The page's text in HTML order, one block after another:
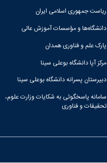
ریاست جمهوری اسلامی ایران
دانشگاه‌ها و مؤسسات آموزش عالی
پارک علم و فناوری همدان
مرکز آپا دانشگاه بوعلی سینا
دبیرستان پسرانه دانشگاه بوعلی سینا
سامانه پاسخگوئی به شکایات وزارت علوم،
تحقیقات و فناوری